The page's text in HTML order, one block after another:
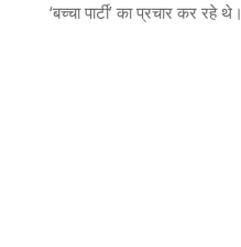
‘बच्चा पार्टी’ का प्रचार कर रहे थे।